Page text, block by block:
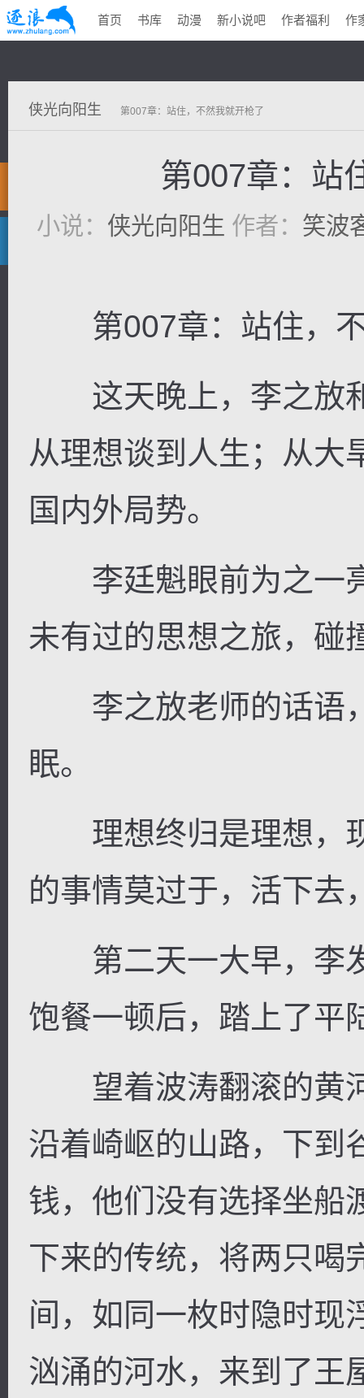
首页 书库 动漫 新小说吧 作者福利 作
侠光向阳生 第007章：站住，不然我就开枪了
第007章：站
小说： 侠光向阳生 作者： 笑波
第007章：站住，不
这天晚上，李之放
从理想谈到人生；从大
国内外局势。
李廷魁眼前为之一
未有过的思想之旅，碰
李之放老师的话语
眠。
理想终归是理想，
的事情莫过于，活下去
第二天一大早，李
饱餐一顿后，踏上了平
望着波涛翻滚的黄
沿着崎岖的山路，下到
钱，他们没有选择坐船
下来的传统，将两只喝
间，如同一枚时隐时现
汹涌的河水，来到了王